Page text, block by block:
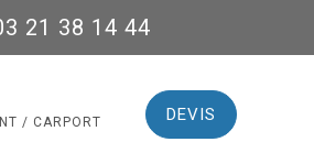
21 38 14 44
DEVIS
/ CARPORT